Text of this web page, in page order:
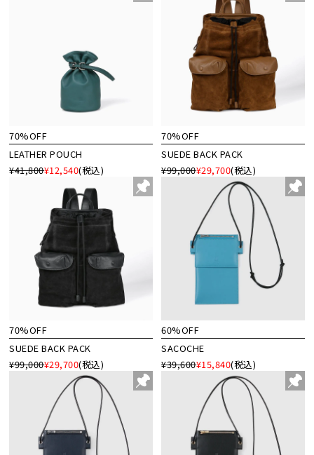
70%OFF
LEATHER POUCH
¥41,800¥12,540(税込)
70%OFF
SUEDE BACK PACK
¥99,000¥29,700(税込)
70%OFF
SUEDE BACK PACK
¥99,000¥29,700(税込)
60%OFF
SACOCHE
¥39,600¥15,840(税込)